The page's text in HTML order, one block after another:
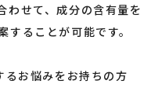
わせて、成分の含有量を
することが可能です。
お悩みをお持ちの方